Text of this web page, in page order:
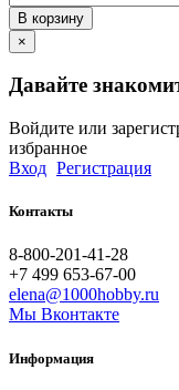
В корзину
×
Давайте
Войдите или
избранное
Вход Регистрация
Контакты
8-800-201-41-28
+7 499 653-67-00
elena@1000hobby.ru
Мы Вконтакте
Информация